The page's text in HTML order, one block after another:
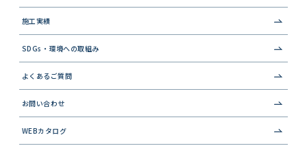
施工実績
SDGs・環境への取組み
よくあるご質問
お問い合わせ
WEBカタログ